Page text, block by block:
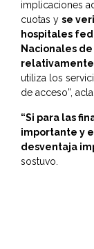
implicaciones
cuotas y se
hospitales
Nacionales
utiliza los
de acceso”,
“Si para las
importante y
desventaja
sostuvo.